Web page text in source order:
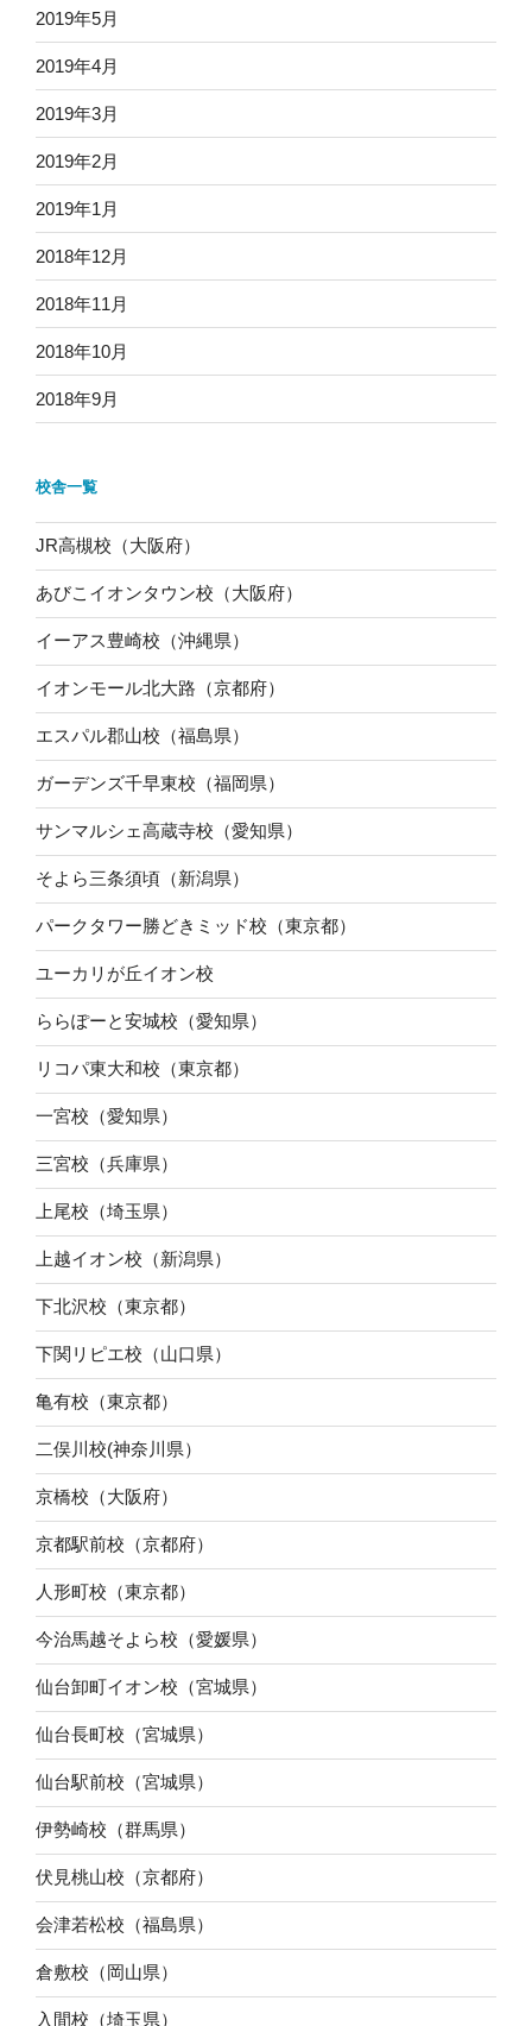
2019年5月
2019年4月
2019年3月
2019年2月
2019年1月
2018年12月
2018年11月
2018年10月
2018年9月
校舎一覧
JR高槻校（大阪府）
あびこイオンタウン校（大阪府）
イーアス豊崎校（沖縄県）
イオンモール北大路（京都府）
エスパル郡山校（福島県）
ガーデンズ千早東校（福岡県）
サンマルシェ高蔵寺校（愛知県）
そよら三条須頃（新潟県）
パークタワー勝どきミッド校（東京都）
ユーカリが丘イオン校
ららぽーと安城校（愛知県）
リコパ東大和校（東京都）
一宮校（愛知県）
三宮校（兵庫県）
上尾校（埼玉県）
上越イオン校（新潟県）
下北沢校（東京都）
下関リピエ校（山口県）
亀有校（東京都）
二俣川校(神奈川県）
京橋校（大阪府）
京都駅前校（京都府）
人形町校（東京都）
今治馬越そよら校（愛媛県）
仙台卸町イオン校（宮城県）
仙台長町校（宮城県）
仙台駅前校（宮城県）
伊勢崎校（群馬県）
伏見桃山校（京都府）
会津若松校（福島県）
倉敷校（岡山県）
入間校（埼玉県）